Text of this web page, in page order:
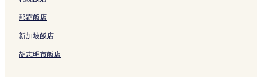
清溪川附近的奢華飯店
鍾路 1.2.3.4 街洞的奢華飯店
鍾路 1.2.3.4 街洞的親子飯店
那霸飯店
新加坡飯店
胡志明市飯店